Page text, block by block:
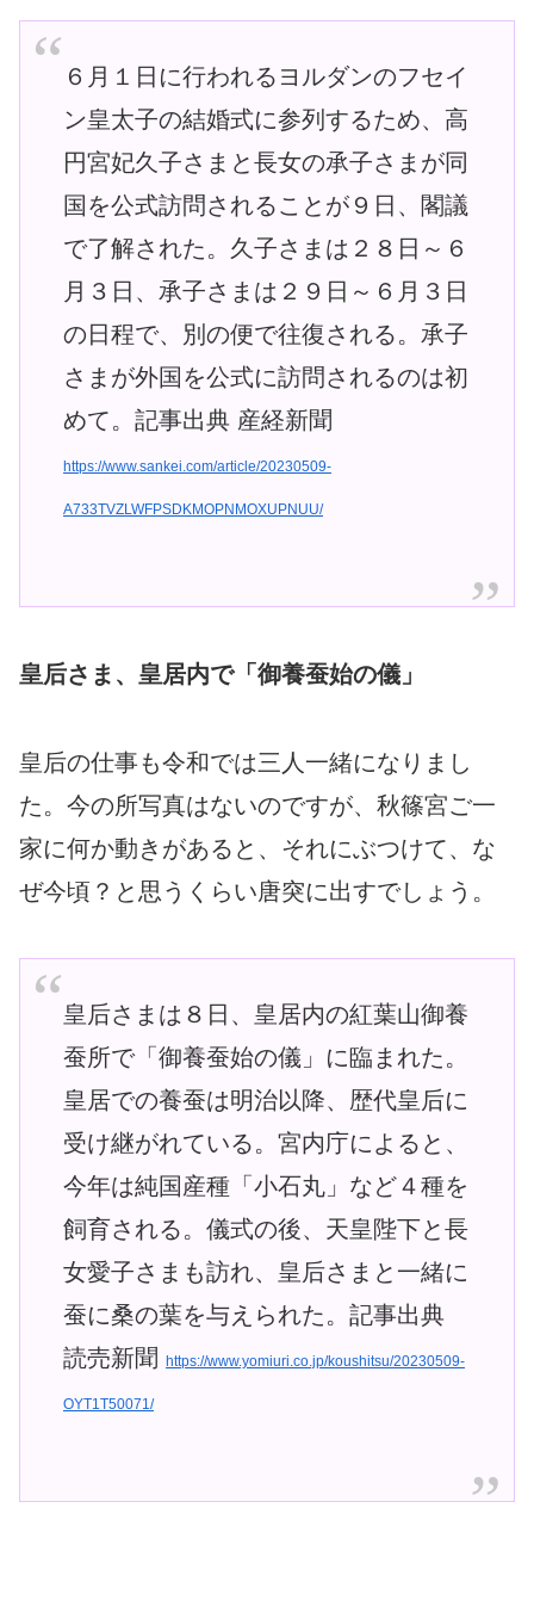
６月１日に行われるヨルダンのフセイ
ン皇太子の結婚式に参列するため、高
円宮妃久子さまと長女の承子さまが同
国を公式訪問されることが９日、閣議
で了解された。久子さまは２８日～６
月３日、承子さまは２９日～６月３日
の日程で、別の便で往復される。承子
さまが外国を公式に訪問されるのは初
めて。記事出典 産経新聞
https://www.sankei.com/article/20230509-
A733TVZLWFPSDKMOPNMOXUPNUU/
皇后さま、皇居内で「御養蚕始の儀」
皇后の仕事も令和では三人一緒になりまし
た。今の所写真はないのですが、秋篠宮ご一
家に何か動きがあると、それにぶつけて、な
ぜ今頃？と思うくらい唐突に出すでしょう。
皇后さまは８日、皇居内の紅葉山御養
蚕所で「御養蚕始の儀」に臨まれた。
皇居での養蚕は明治以降、歴代皇后に
受け継がれている。宮内庁によると、
今年は純国産種「小石丸」など４種を
飼育される。儀式の後、天皇陛下と長
女愛子さまも訪れ、皇后さまと一緒に
蚕に桑の葉を与えられた。記事出典
読売新聞
https://www.yomiuri.co.jp/koushitsu/20230509-
OYT1T50071/